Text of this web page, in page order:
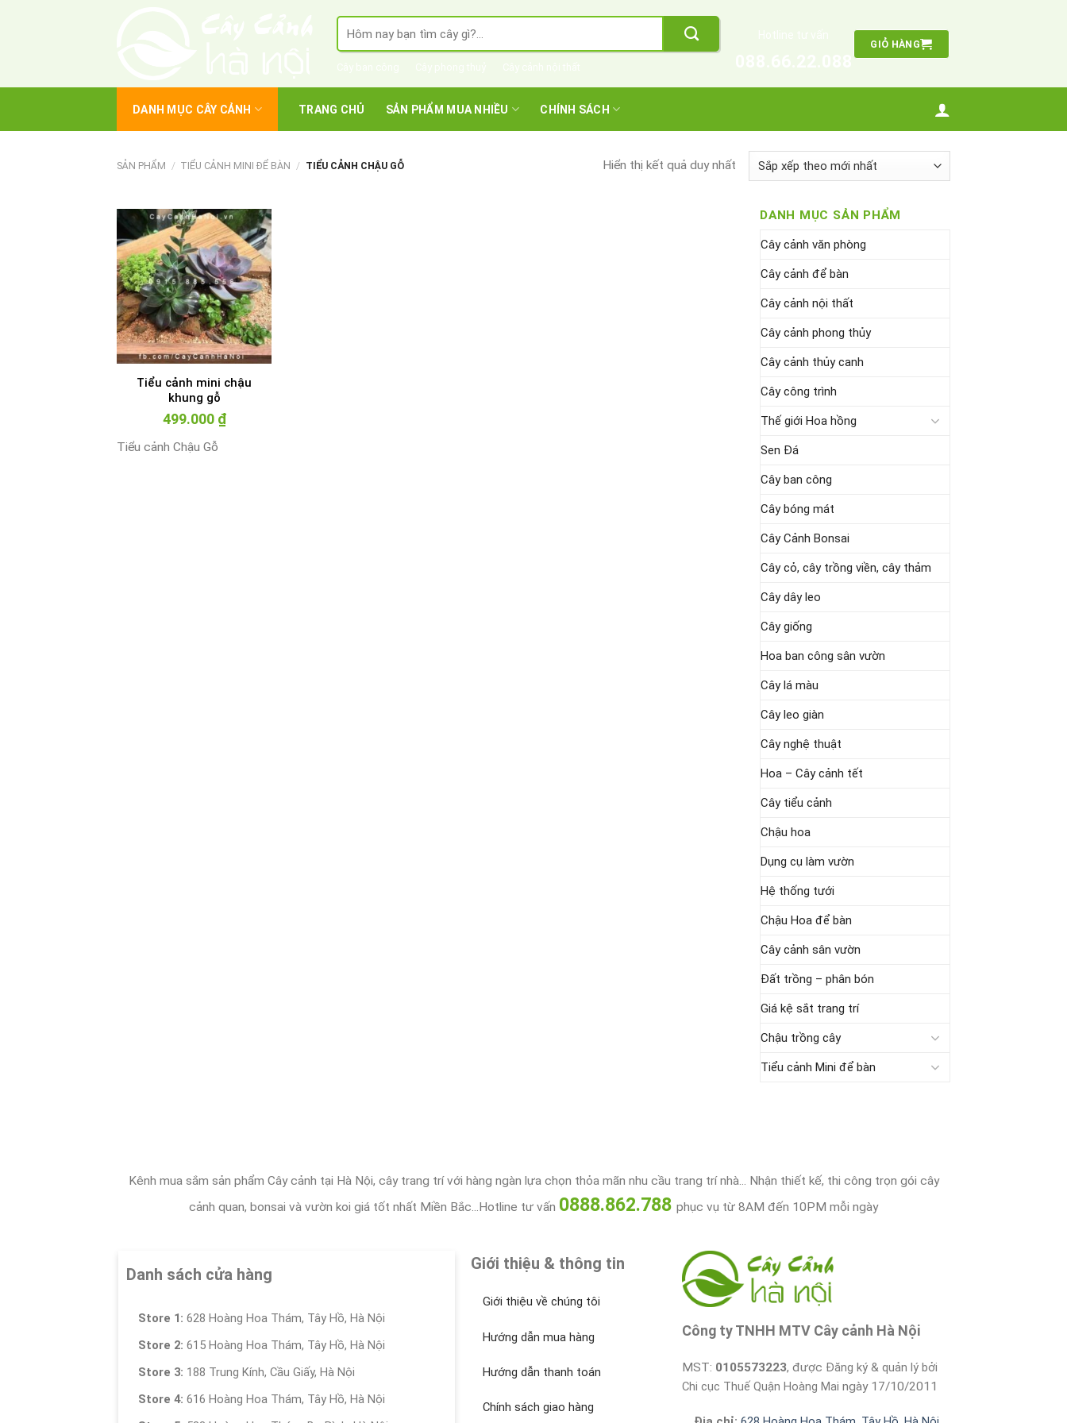
kiếm:
GIỎ HÀNG
DANH MỤC CÂY CẢNH TRANG CHỦ SẢN PHẨM MUA NHIỀU CHÍNH SÁCH
SẢN PHẨM / TIỂU CẢNH MINI ĐỂ BÀN / TIỂU CẢNH CHẬU GỖ Hiển thị kết quả duy nhất
+
Tiểu cảnh mini chậu
khung gỗ
499.000 ₫
Tiểu cảnh Chậu Gỗ
DANH MỤC SẢN PHẨM
Cây cảnh văn phòng
Cây cảnh để bàn
Cây cảnh nội thất
Cây cảnh phong thủy
Cây cảnh thủy canh
Cây công trình
Thế giới Hoa hồng
Sen Đá
Cây ban công
Cây bóng mát
Cây Cảnh Bonsai
Cây cỏ, cây trồng viền, cây thảm
Cây dây leo
Cây giống
Hoa ban công sân vườn
Cây lá màu
Cây leo giàn
Cây nghệ thuật
Hoa – Cây cảnh tết
Cây tiểu cảnh
Chậu hoa
Dụng cụ làm vườn
Hệ thống tưới
Chậu Hoa để bàn
Cây cảnh sân vườn
Đất trồng – phân bón
Giá kệ sắt trang trí
Chậu trồng cây
Tiểu cảnh Mini để bàn
Kênh mua sắm sản phẩm Cây cảnh tại Hà Nội, cây trang trí với hàng ngàn lựa chọn thỏa mãn nhu cầu trang trí nhà... Nhận thiết kế, thi công trọn gói cây
cảnh quan, bonsai và vườn koi giá tốt nhất Miền Bắc...Hotline tư vấn 0888.862.788 phục vụ từ 8AM đến 10PM mỗi ngày
Danh sách cửa hàng
Store 1: 628 Hoàng Hoa Thám, Tây Hồ, Hà Nội
Store 2: 615 Hoàng Hoa Thám, Tây Hồ, Hà Nội
Store 3: 188 Trung Kính, Cầu Giấy, Hà Nội
Store 4: 616 Hoàng Hoa Thám, Tây Hồ, Hà Nội
Giới thiệu & thông tin
Giới thiệu về chúng tôi
Hướng dẫn mua hàng
Hướng dẫn thanh toán
Chính sách giao hàng
Công ty TNHH MTV Cây cảnh Hà Nội
MST: 0105573223, được Đăng ký & quản lý bởi
Chi cục Thuế Quận Hoàng Maingày 17/10/2011